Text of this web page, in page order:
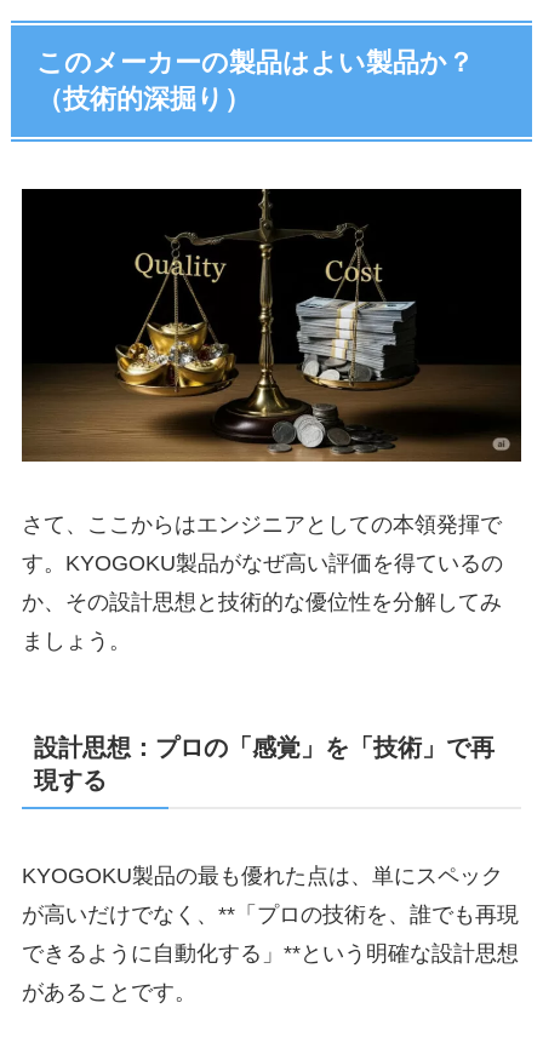
このメーカーの製品はよい製品か？
（技術的深掘り）
さて、ここからはエンジニアとしての本領発揮で
す。KYOGOKU製品がなぜ高い評価を得ているの
か、その設計思想と技術的な優位性を分解してみ
ましょう。
設計思想：プロの「感覚」を「技術」で再
現する
KYOGOKU製品の最も優れた点は、単にスペック
が高いだけでなく、**「プロの技術を、誰でも再現
できるように自動化する」**という明確な設計思想
があることです。